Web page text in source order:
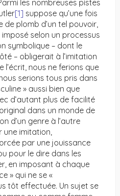
les nombreuses pistes
[1] suppose qu’une fois
de plomb d’un tel pouvoir,
imposé selon un processus
symbolique – dont le
– obligerait à l’imitation
l’écrit, nous ne ferions que
serions tous pris dans
» aussi bien que
d’autant plus de facilité
dans un monde de
d’un genre à l’autre
une imitation,
par une jouissance
pour le dire dans les
en imposant à chaque
» qui ne se «
tôt effectuée. Un sujet se